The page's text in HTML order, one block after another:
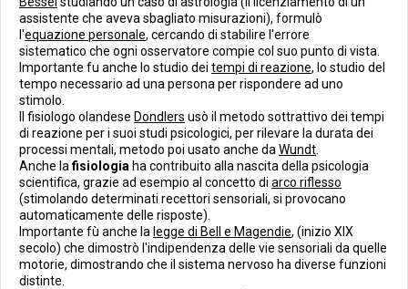
assistente che aveva sbagliato misurazioni), formulò
l'equazione personale, cercando di stabilire l'errore
sistematico che ogni osservatore compie col suo punto di vista.
Importante fu anche lo studio dei tempi di reazione, lo studio del
tempo necessario ad una persona per rispondere ad uno
stimolo.
Il fisiologo olandese Dondlers usò il metodo sottrattivo dei tempi
di reazione per i suoi studi psicologici, per rilevare la durata dei
processi mentali, metodo poi usato anche da Wundt
Anche lafisiologia ha contribuito alla nascita della psicologia
scientifica, grazie ad esempio al concetto di arco riflesso
(stimolando determinati recettori sensoriali, si provocano
automaticamente delle risposte).
Importante fù anche la legge di Bell e Magendie, (inizio XIX
secolo) che dimostrò l'indipendenza delle vie sensoriali da quelle
motorie, dimostrando che il sistema nervoso ha diverse funzioni
distinte.